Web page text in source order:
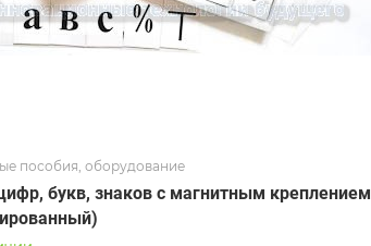
пособия, оборудование
букв, знаков с магнитным креплением